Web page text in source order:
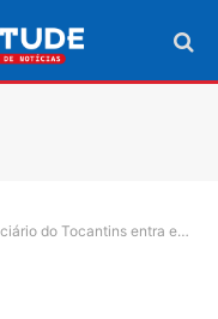
Tocantins entra em recesso forense